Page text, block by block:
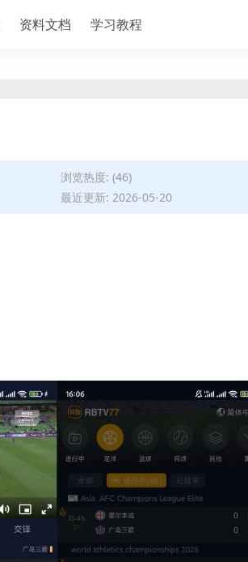
资料文档 学习教程
浏览热度: (46)
最近更新: 2026-05-20